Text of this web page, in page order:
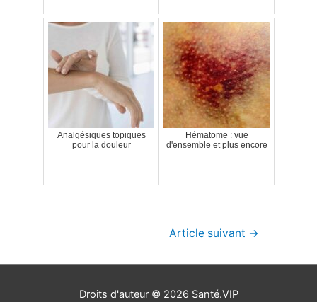
Analgésiques topiques
pour la douleur
Hématome : vue
d'ensemble et plus encore
Article suivant →
Droits d'auteur © 2026 Santé.VIP